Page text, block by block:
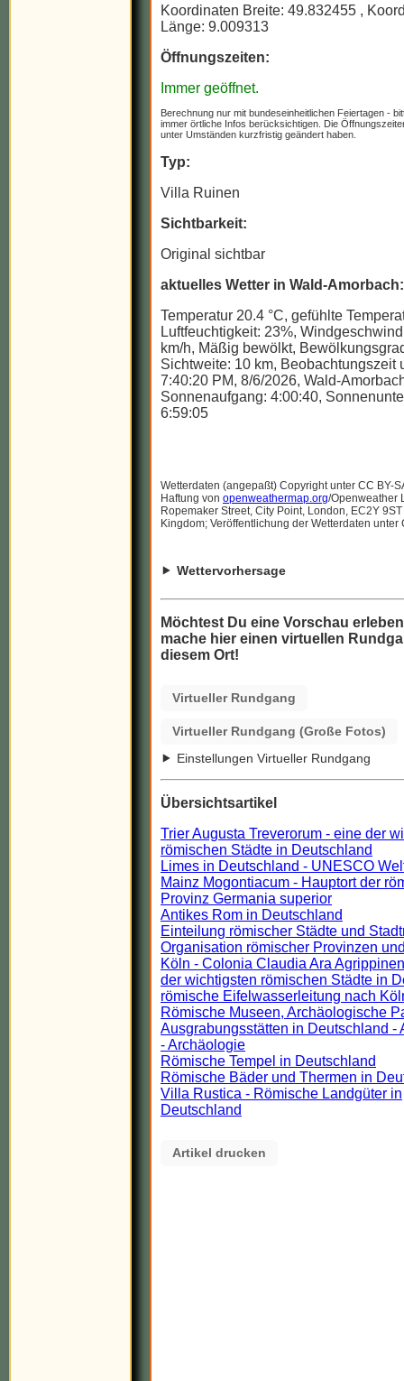
Koordinaten Breite: 49.832455 ,
Länge: 9.009313
Öffnungszeiten:
Immer geöffnet.
Berechnung nur mit bundeseinheitlichen Feiertagen -
immer örtliche Infos berücksichtigen. Die
unter Umständen kurzfristig geändert haben.
Typ:
Villa Ruinen
Sichtbarkeit:
Original sichtbar
aktuelles Wetter in Wald-Amorbach:
Temperatur 20.4 °C, gefühlte
Luftfeuchtigkeit: 23%,
km/h, Mäßig bewölkt,
Sichtweite: 10 km, Beobachtungszeit
7:40:20 PM, 8/6/2026, Wald-
Sonnenaufgang: 4:00:40,
6:59:05
Wetterdaten (angepaßt) Copyright unter CC BY-
Haftung von openweathermap.org/Openweather
Ropemaker Street, City Point, London, EC2Y
Kingdom; Veröffentlichung der Wetterdaten unter
Wettervorhersage
Möchtest Du eine Vorschau
mache hier einen virtuellen
diesem Ort!
Virtueller Rundgang
Virtueller Rundgang (Große Fotos)
Einstellungen Virtueller Rundgang
Übersichtsartikel
Trier Augusta Treverorum - eine der
römischen Städte in Deutschland
Limes in Deutschland - UNESCO
Mainz Mogontiacum - Hauptort der
Provinz Germania superior
Antikes Rom in Deutschland
Einteilung römischer Städte und
Organisation römischer Provinzen
Köln - Colonia Claudia Ara
der wichtigsten römischen Städte in
römische Eifelwasserleitung nach
Römische Museen, Archäologische
Ausgrabungsstätten in Deutschland -
- Archäologie
Römische Tempel in Deutschland
Römische Bäder und Thermen in
Villa Rustica - Römische Landgüter in
Deutschland
Artikel drucken